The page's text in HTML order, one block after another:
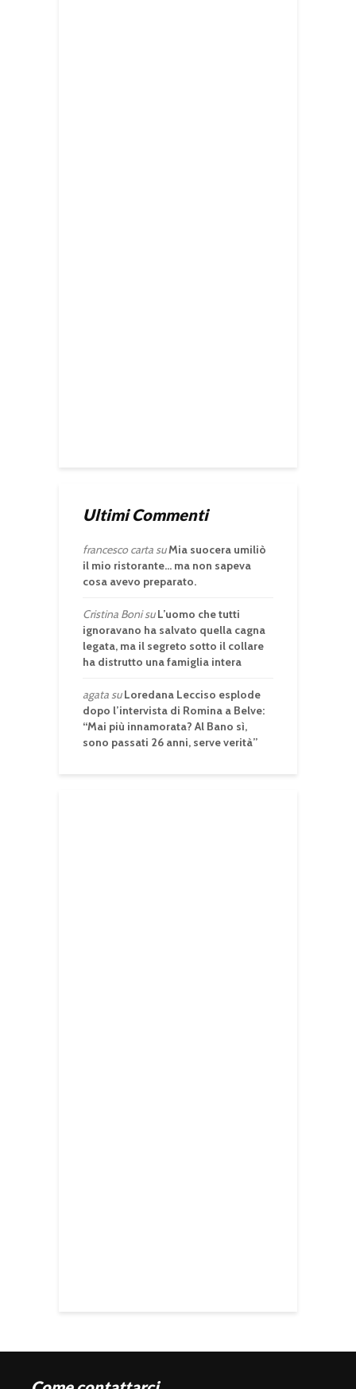
Ultimi Commenti
francesco cartasuMia suocera umiliò
il mio ristorante… ma non sapeva
cosa avevo preparato.
Cristina BonisuL’uomo che tutti
ignoravano ha salvato quella cagna
legata, ma il segreto sotto il collare
ha distrutto una famiglia intera
agatasuLoredana Lecciso esplode
dopo l’intervista di Romina a Belve:
“Mai più innamorata? Al Bano sì,
sono passati 26 anni, serve verità”